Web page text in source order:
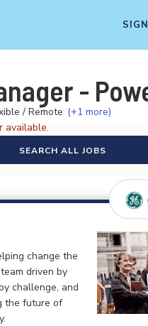
-
/ Remote (+1 more)
available.
SEARCH ALL JOBS
change the
driven by
challenge, and
the future of